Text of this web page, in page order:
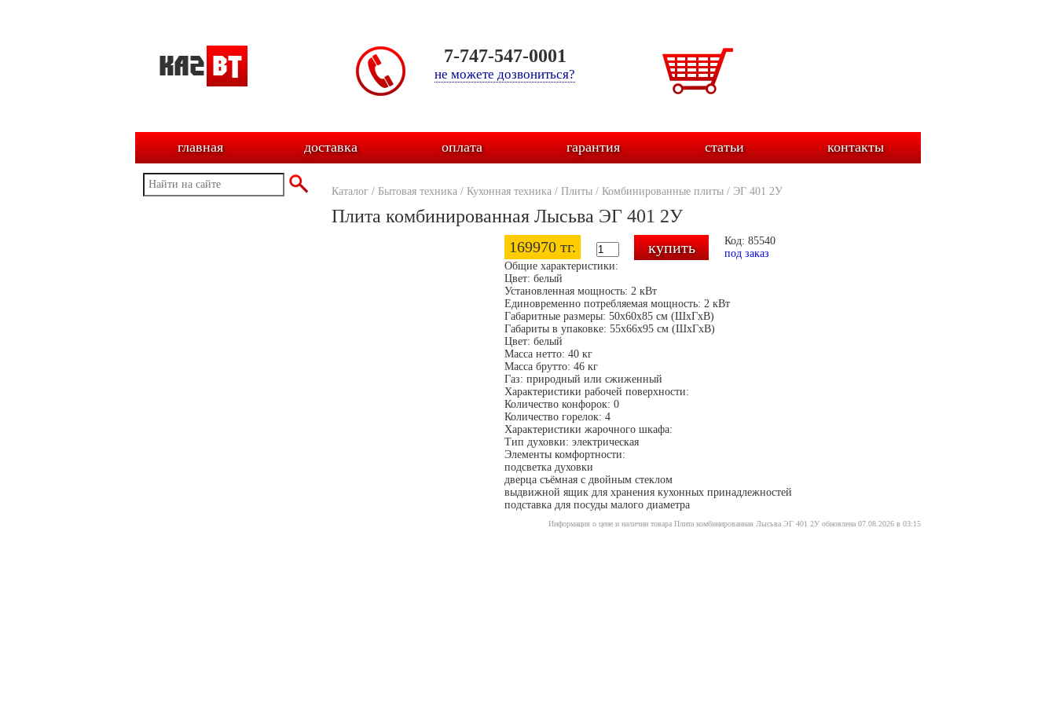
7-747-547-0001
не можете дозвониться?
главная доставка оплата гарантия статьи контакты
Каталог / Бытовая техника / Кухонная техника / Плиты / Комбинированные плиты / ЭГ 401 2У
Плита комбинированная Лысьва ЭГ 401 2У
169970 тг.
Код: 85540
под заказ
Общие характеристики:
Цвет: белый
Установленная мощность: 2 кВт
Единовременно потребляемая мощность: 2 кВт
Габаритные размеры: 50х60х85 см (ШхГхВ)
Габариты в упаковке: 55х66х95 см (ШхГхВ)
Цвет: белый
Масса нетто: 40 кг
Масса брутто: 46 кг
Газ: природный или сжиженный
Характеристики рабочей поверхности:
Количество конфорок: 0
Количество горелок: 4
Характеристики жарочного шкафа:
Тип духовки: электрическая
Элементы комфортности:
подсветка духовки
дверца съёмная с двойным стеклом
выдвижной ящик для хранения кухонных принадлежностей
подставка для посуды малого диаметра
Информация о цене и наличии товара Плита комбинированная Лысьва ЭГ 401 2У обновлена 07.08.2026 в 03:15